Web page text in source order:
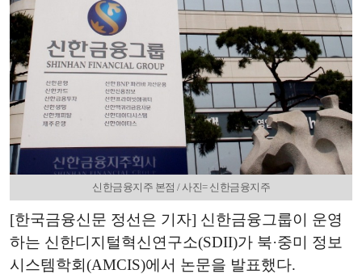
신한금융지주 본점 / 사진= 신한금융지주
[한국금융신문 정선은 기자] 신한금융그룹이 운영
하는 신한디지털혁신연구소(SDII)가 북·중미 정보
시스템학회(AMCIS)에서 논문을 발표했다.